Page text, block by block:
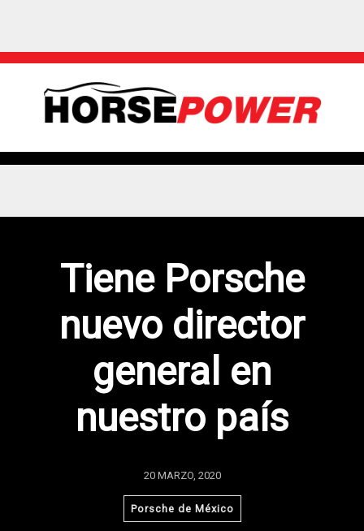
Tiene Porsche
nuevo director
general en
nuestro país
20 MARZO, 2020
Porsche de México